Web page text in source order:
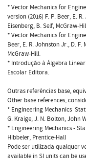
* Vector Mechanics for
version (2016) F. P. Beer, E.
Eisenberg, B. Self, McGraw-
* Vector Mechanics for
Beer, E. R. Johnston Jr., D. F.
McGraw-Hill.
* Introdução à Álgebra
Escolar Editora.
Outras referências base,
Other base references,
* Engineering Mechanics 
G. Kraige, J. N. Bolton, John
* Engineering Mechanics -
Hibbeler, Prentice-Hall
Pode ser utilizada qualquer
available in SI units can be